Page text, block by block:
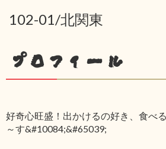
102-01/北関東
プロフィール
好奇心旺盛！出かけるの好き、食べ
～す&#10084;&#65039;